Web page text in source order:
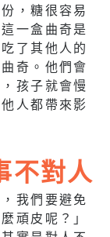
，糖很容易
一盒曲奇是
了其他人的
奇。他們會
孩子就會慢
人都帶來影
不對人
我們要避免
頑皮呢？」